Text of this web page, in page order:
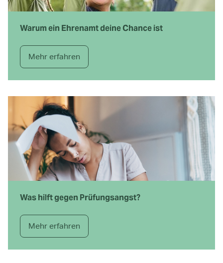
Warum ein Ehrenamt deine Chance ist
Mehr erfahren
Was hilft gegen Prüfungsangst?
Mehr erfahren